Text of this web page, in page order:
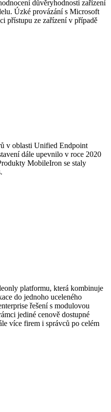
důvěryhodnosti zařízení
Úzké provázání s Microsoft
přístupu ze zařízení v případě
v oblasti Unified Endpoint
dále upevnilo v roce 2020
MobileIron se staly
platformu, která kombinuje
do jednoho uceleného
řešení s modulovou
jediné cenově dostupné
více firem i správců po celém